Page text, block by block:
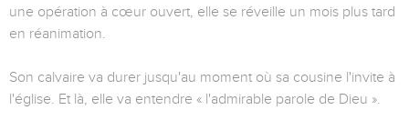
une opération à cœur ouvert, elle se réveille un mois plus tard
en réanimation.
Son calvaire va durer jusqu'au moment où sa cousine l'invite à
l'église. Et là, elle va entendre « l'admirable parole de Dieu ».